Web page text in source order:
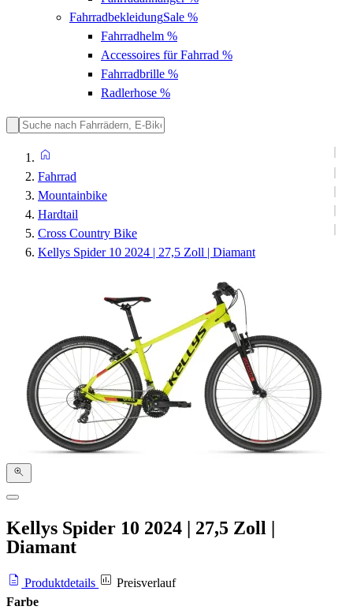
FahrradbekleidungSale %
Fahrradhelm %
Accessoires für Fahrrad %
Fahrradbrille %
Radlerhose %
Fahrrad
Mountainbike
Hardtail
Cross Country Bike
Kellys Spider 10 2024 | 27,5 Zoll | Diamant
Kellys Spider 10 2024 | 27,5 Zoll |
Diamant
Produktdetails
Preisverlauf
Farbe